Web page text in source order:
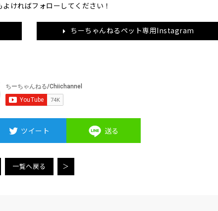
ければフォローしてください！
ちーちゃんねるペット専用Instagram
ツイート 送る
一覧へ戻る ＞